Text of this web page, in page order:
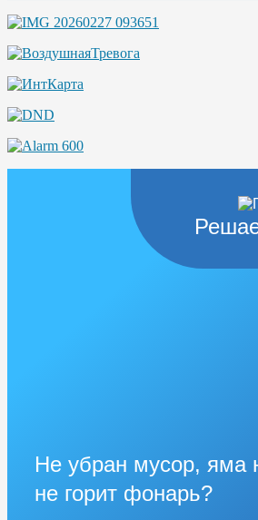
Не убран мусор, яма
не горит фонарь?